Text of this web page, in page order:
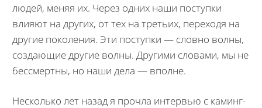
людей, меняя их. Через одних наши поступки
влияют на других, от тех на третьих, переходя на
другие поколения. Эти поступки — словно волны,
создающие другие волны. Другими словами, мы не
бессмертны, но наши дела — вполне.
Несколько лет назад я прочла интервью с каминг-